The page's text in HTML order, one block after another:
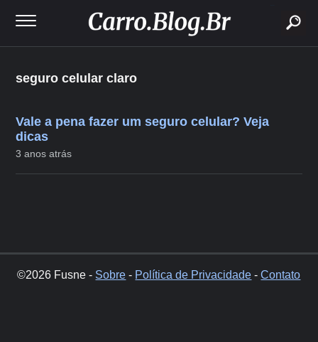
seguro celular claro
Vale a pena fazer um seguro celular? Veja
dicas
3 anos atrás
©2026 Fusne - Sobre - Política de Privacidade -Contato